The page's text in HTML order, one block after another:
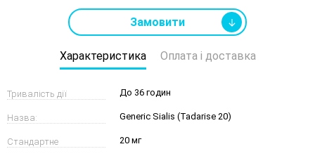
Характеристика Оплата і доставка
Замовити
Тривалість дії До 36 годин
Назва: Generic Sialis (Tadarise 20)
Стандартне 20 мг